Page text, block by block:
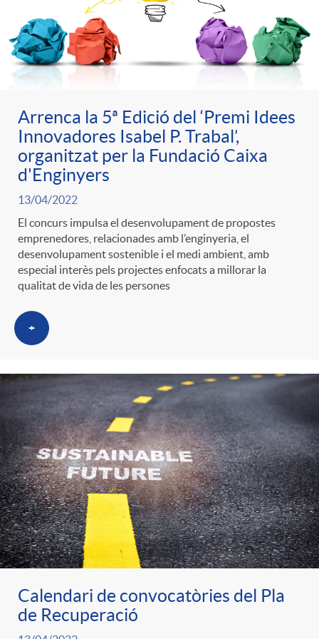
e
p
r
e
n
s
a
e
g
o
r
i
e
s
n
c
l
a
F
i
l
t
r
o
C
a
t
e
d
e
c
o
n
t
i
n
g
u
t
s
Arrenca la 5ª Edició del ‘Premi Idees
Innovadores Isabel P. Trabal’,
organitzat per la Fundació Caixa
d'Enginyers
13/04/2022
El concurs impulsa el desenvolupament de propostes
emprenedores, relacionades amb l’enginyeria, el
desenvolupament sostenible i el medi ambient, amb
especial interès pels projectes enfocats a millorar la
qualitat de vida de les persones
+
Calendari de convocatòries del Pla
de Recuperació